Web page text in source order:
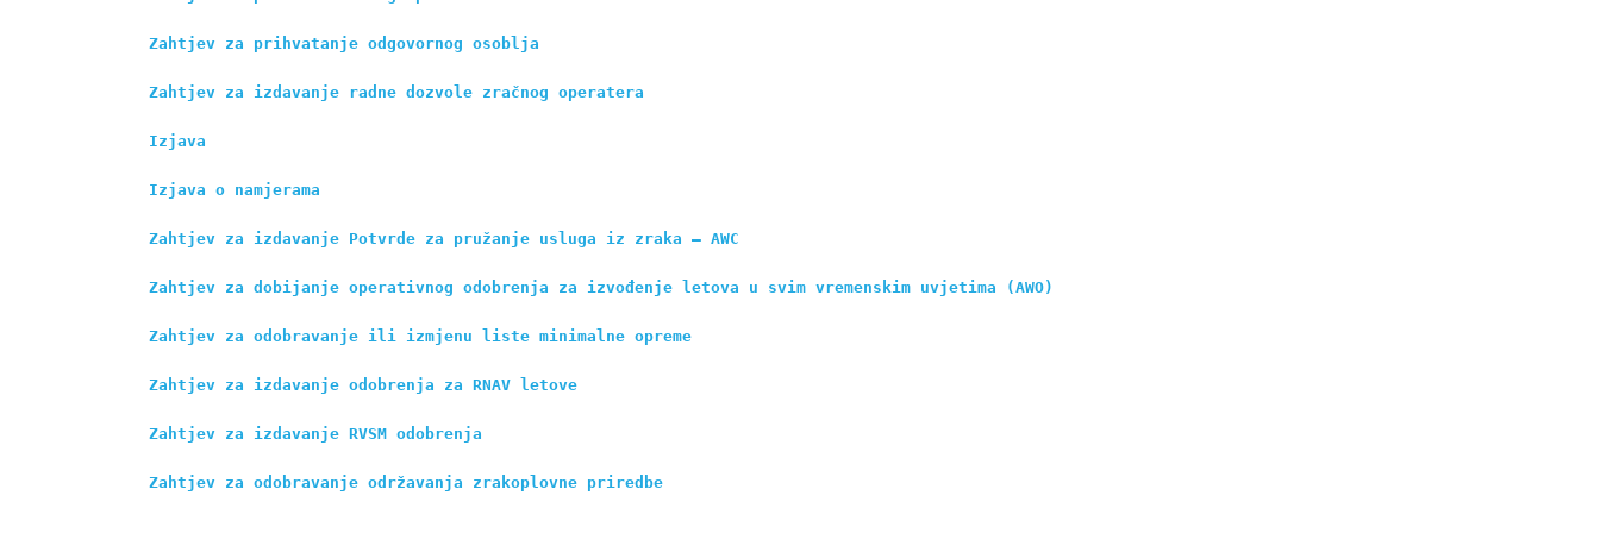
Zahtjev za prihvatanje odgovornog osoblja
Zahtjev za izdavanje radne dozvole zračnog operatera
Izjava
Izjava o namjerama
Zahtjev za izdavanje Potvrde za pružanje usluga iz zraka – AWC
Zahtjev za dobijanje operativnog odobrenja za izvođenje letova u svim vremenskim uvjetima (AWO)
Zahtjev za odobravanje ili izmjenu liste minimalne opreme
Zahtjev za izdavanje odobrenja za RNAV letove
Zahtjev za izdavanje RVSM odobrenja
Zahtjev za odobravanje održavanja zrakoplovne priredbe